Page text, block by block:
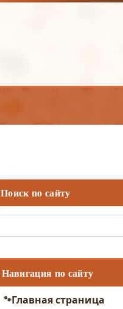
Поиск по сайту
Навигация по сайту
Главная страница